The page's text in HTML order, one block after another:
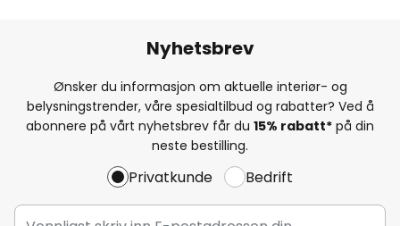
Nyhetsbrev
Ønsker du informasjon om aktuelle interiør- og
belysningstrender, våre spesialtilbud og rabatter? Ved å
abonnere på vårt nyhetsbrev får du 15% rabatt* på din
neste bestilling.
Privatkunde Bedrift